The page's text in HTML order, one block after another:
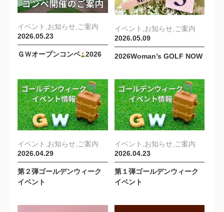
イベント,お知らせ,ご案内
2026.05.23
ＧＷオープンコンペ 2026
イベント,お知らせ,ご案内
2026.05.09
2026Woman’s GOLF NOW
イベント,お知らせ,ご案内
2026.04.29
第２弾ゴールデンウィーク
イベント
イベント,お知らせ,ご案内
2026.04.23
第１弾ゴールデンウィーク
イベント